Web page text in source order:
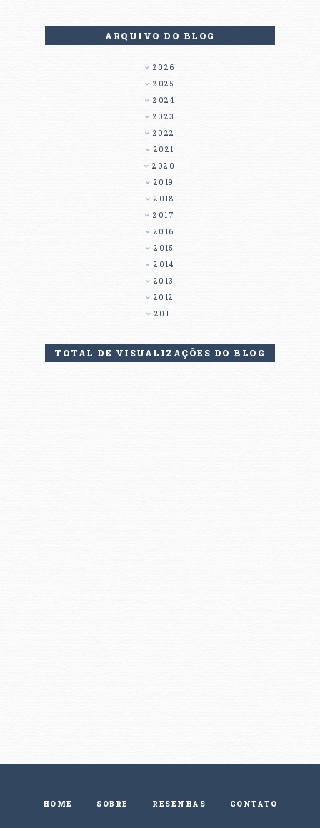
ARQUIVO DO BLOG
2026
2025
2024
2023
2022
2021
2020
2019
2018
2017
2016
2015
2014
2013
2012
2011
TOTAL DE VISUALIZAÇÕES DO BLOG
HOME SOBRE RESENHAS CONTATO